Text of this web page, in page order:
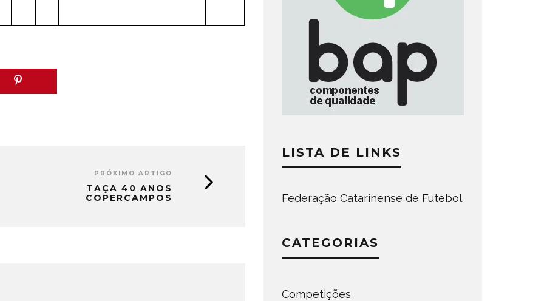
PRÓXIMO ARTIGO
TAÇA 40 ANOS
COPERCAMPOS
LISTA DE LINKS
Federação Catarinense de Futebol
CATEGORIAS
Competições